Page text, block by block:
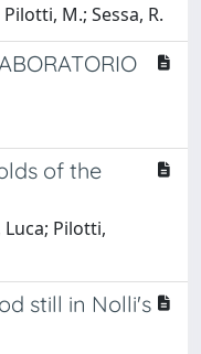
M.; Sessa, R.
of the
Luca; Pilotti,
still in Nolli's